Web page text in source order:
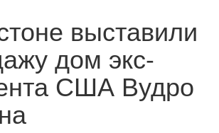
выставили
дом экс-
США Вудро